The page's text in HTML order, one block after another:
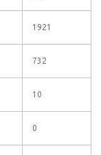
1921
732
10
0